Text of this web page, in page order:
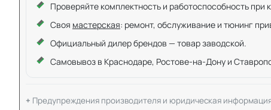
Проверяйте комплектность и работоспособность при
Своя мастерская: ремонт, обслуживание и тюнинг
Официальный дилер брендов — товар заводской.
Самовывоз в Краснодаре, Ростове-на-Дону и
Предупреждения производителя и юридическая